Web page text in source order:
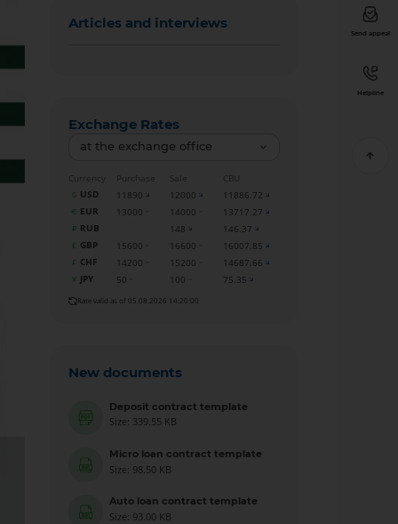
Articles and interviews
Exchange Rates
at the exchange office
Currency Purchase Sale
CBU
USD
11890 12000
11886.72
EUR
13000 14000
13717.27
RUB
148
146.37
GBP
15600 16600
16007.85
CHF
14200 15200
14687.66
JPY
50 100 75.35
Rate valid as of 05.08.2026 14:20:00
New documents
Deposit contract template
Size: 339.55 KB
Micro loan contract template
Size: 98.50 KB
Auto loan contract template
Size: 93.00 KB
Send appeal
Helpline